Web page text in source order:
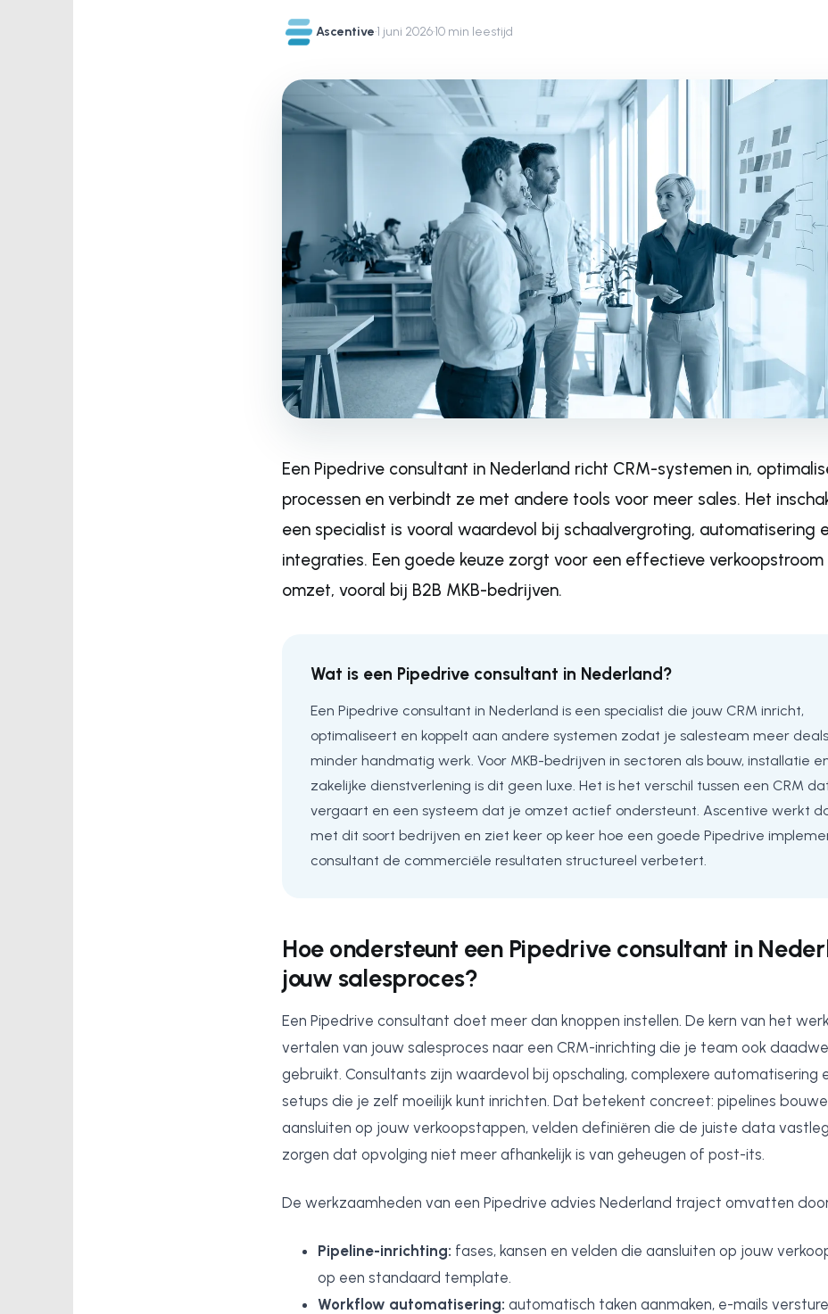
Ascentive·1 juni 2026·10 min leestijd
Een Pipedrive consultant in Nederland richt CRM-systemen in,
processen en verbindt ze met andere tools voor meer sales. Het
een specialist is vooral waardevol bij schaalvergroting, automatisering
integraties. Een goede keuze zorgt voor een effectieve verkoopstroom
omzet, vooral bij B2B MKB-bedrijven.
Wat is een Pipedrive consultant in Nederland?
Een Pipedrive consultant in Nederland is een specialist die jouw CRM inricht,
optimaliseert en koppelt aan andere systemen zodat je salesteam meer
minder handmatig werk. Voor MKB-bedrijven in sectoren als bouw, installatie
zakelijke dienstverlening is dit geen luxe. Het is het verschil tussen een CRM
vergaart en een systeem dat je omzet actief ondersteunt. Ascentive werkt
met dit soort bedrijven en ziet keer op keer hoe een goede Pipedrive
consultant de commerciële resultaten structureel verbetert.
Hoe ondersteunt een Pipedrive consultant in
jouw salesproces?
Een Pipedrive consultant doet meer dan knoppen instellen. De kern van het
vertalen van jouw salesproces naar een CRM-inrichting die je team ook
gebruikt. Consultants zijn waardevol bij opschaling, complexere automatisering
setups die je zelf moeilijk kunt inrichten. Dat betekent concreet: pipelines
aansluiten op jouw verkoopstappen, velden definiëren die de juiste data
zorgen dat opvolging niet meer afhankelijk is van geheugen of post-its.
De werkzaamheden van een Pipedrive advies Nederland traject omvatten
Pipeline-inrichting: fases, kansen en velden die aansluiten op jouw
op een standaard template.
Workflow automatisering: automatisch taken aanmaken, e-mails